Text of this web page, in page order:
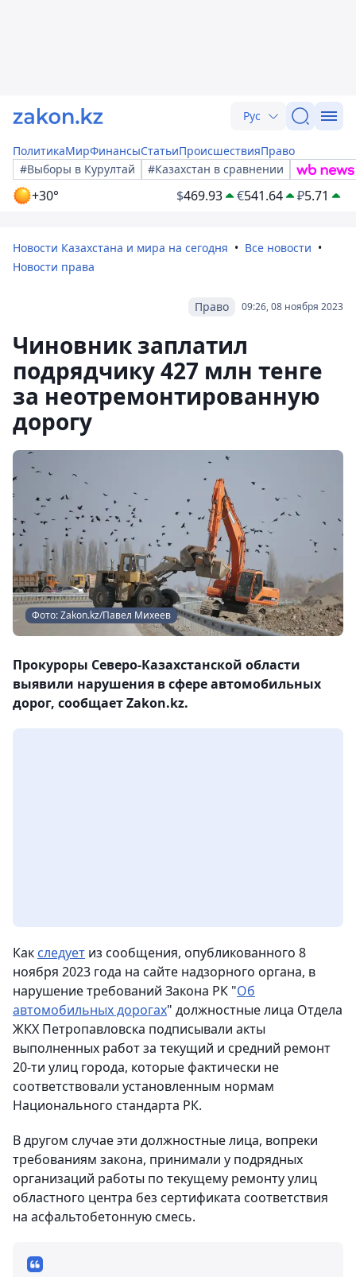
Рус
ПолитикаМирФинансыСтатьиПроисшествияПраво
#Выборы в Курултай
#Казахстан в сравнении
+30° $469.93 €541.64 ₽5.71
Новости Казахстана и мира на сегодня
Все новости
Новости права
09:26, 08 ноября 2023
Право
Чиновник заплатил
подрядчику 427 млн тенге
за неотремонтированную
дорогу
Фото: Zakon.kz/Павел Михеев
Прокуроры Северо-Казахстанской области
выявили нарушения в сфере автомобильных
дорог, сообщает Zakon.kz.
Как следует из сообщения, опубликованного 8
ноября 2023 года на сайте надзорного органа, в
нарушение требований Закона РК "Об
автомобильных дорогах" должностные лица Отдела
ЖКХ Петропавловска подписывали акты
выполненных работ за текущий и средний ремонт
20-ти улиц города, которые фактически не
соответствовали установленным нормам
Национального стандарта РК.
В другом случае эти должностные лица, вопреки
требованиям закона, принимали у подрядных
организаций работы по текущему ремонту улиц
областного центра без сертификата соответствия
на асфальтобетонную смесь.